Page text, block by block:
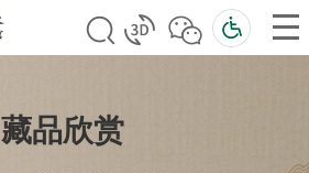
藏品欣赏